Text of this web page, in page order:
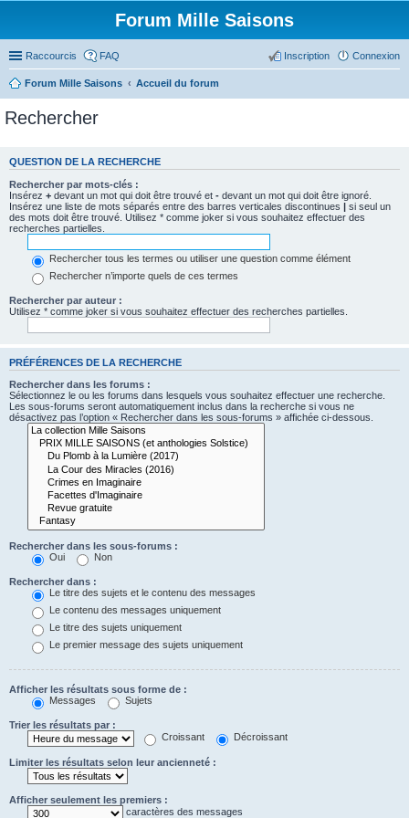
Forum Mille Saisons
Raccourcis FAQ Connexion
Inscription
Forum Mille Saisons Accueil du forum
Rechercher
QUESTION DE LA RECHERCHE
Rechercher par mots-clés :
Insérez + devant un mot qui doit être trouvé et - devant un mot qui doit être ignoré.
Insérez une liste de mots séparés entre des barres verticales discontinues | si seul un
des mots doit être trouvé. Utilisez * comme joker si vous souhaitez effectuer des
recherches partielles.
Rechercher tous les termes ou utiliser une question comme élément
Rechercher n’importe quels de ces termes
Rechercher par auteur :
Utilisez * comme joker si vous souhaitez effectuer des recherches partielles.
PRÉFÉRENCES DE LA RECHERCHE
Rechercher dans les forums :
Sélectionnez le ou les forums dans lesquels vous souhaitez effectuer une recherche.
Les sous-forums seront automatiquement inclus dans la recherche si vous ne
désactivez pas l’option « Rechercher dans les sous-forums » affichée ci-dessous.
Rechercher dans les sous-forums :
Oui
Non
Rechercher dans :
Le titre des sujets et le contenu des messages
Le contenu des messages uniquement
Le titre des sujets uniquement
Le premier message des sujets uniquement
Afficher les résultats sous forme de :
Messages
Sujets
Trier les résultats par :
Croissant
Décroissant
Limiter les résultats selon leur ancienneté :
Afficher seulement les premiers :
caractères des messages